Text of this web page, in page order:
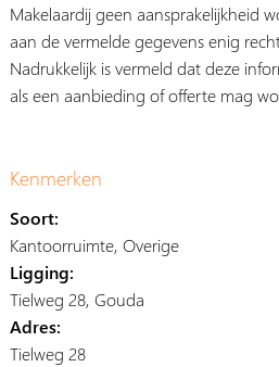
Makelaardij geen aansprakelijkheid
aan de vermelde gegevens enig
Nadrukkelijk is vermeld dat deze
als een aanbieding of offerte mag
Kenmerken
Soort:
Kantoorruimte, Overige
Ligging:
Tielweg 28, Gouda
Adres:
Tielweg 28